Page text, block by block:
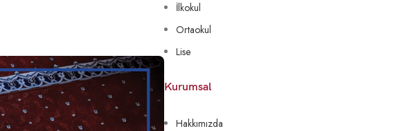
İlkokul
Ortaokul
Lise
Kurumsal
Hakkımızda